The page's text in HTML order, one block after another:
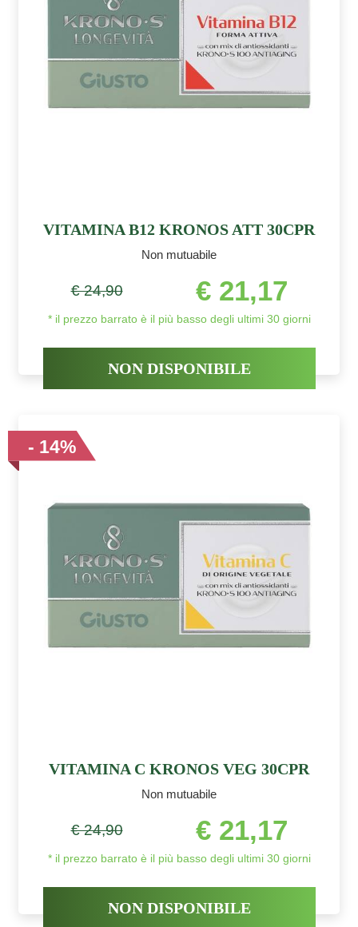
VITAMINA B12 KRONOS ATT 30CPR
Non mutuabile
€ 24,90 € 21,17
* il prezzo barrato è il più basso degli ultimi 30 giorni
NON DISPONIBILE
- 14%
VITAMINA C KRONOS VEG 30CPR
Non mutuabile
€ 24,90 € 21,17
* il prezzo barrato è il più basso degli ultimi 30 giorni
NON DISPONIBILE